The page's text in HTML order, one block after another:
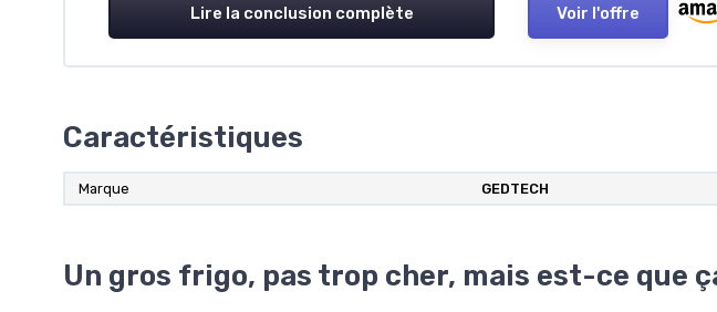
Lire la conclusion complète Voir l'offre
Caractéristiques
Marque GEDTECH
Un gros frigo, pas trop cher, mais est-ce que